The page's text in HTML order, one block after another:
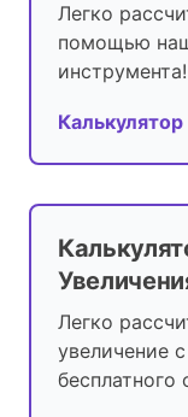
Легко
помощью
инструмента!
Легко
увеличение
бесплатного